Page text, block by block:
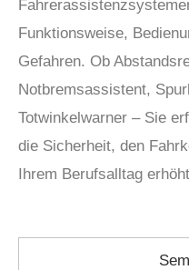
Funktionsweise,
Gefahren. Ob
Notbremsassistent,
Totwinkelwarner – Sie
die Sicherheit, den
Ihrem Berufsalltag